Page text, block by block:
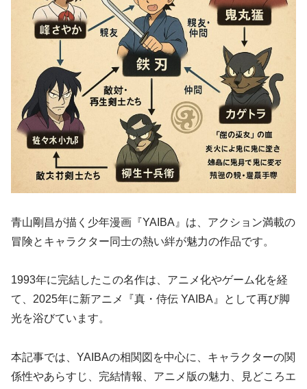
青山剛昌が描く少年漫画『YAIBA』は、アクション満載の
冒険とキャラクター同士の熱い絆が魅力の作品です。
1993年に完結したこの名作は、アニメ化やゲーム化を経
て、2025年に新アニメ『真・侍伝 YAIBA』として再び脚
光を浴びています。
本記事では、YAIBAの相関図を中心に、キャラクターの関
係性やあらすじ、完結情報、アニメ版の魅力、見どころエ